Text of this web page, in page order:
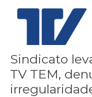
Sindicato
TV TEM,